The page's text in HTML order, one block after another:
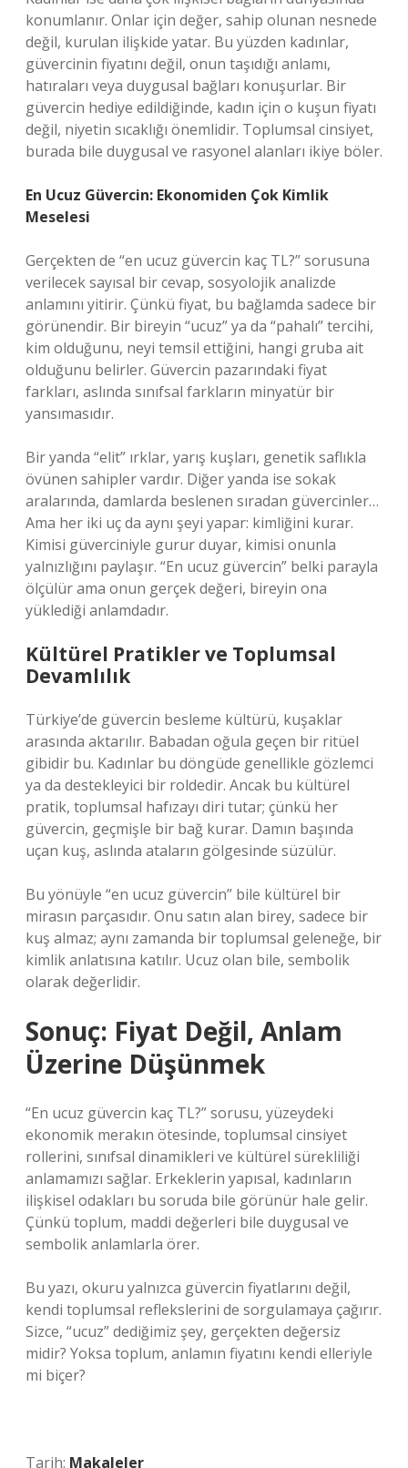
konumlanır. Onlar için değer, sahip olunan nesnede
değil, kurulan ilişkide yatar. Bu yüzden kadınlar,
güvercinin fiyatını değil, onun taşıdığı anlamı,
hatıraları veya duygusal bağları konuşurlar. Bir
güvercin hediye edildiğinde, kadın için o kuşun fiyatı
değil, niyetin sıcaklığı önemlidir. Toplumsal cinsiyet,
burada bile duygusal ve rasyonel alanları ikiye böler.
En Ucuz Güvercin: Ekonomiden Çok Kimlik
Meselesi
Gerçekten de “en ucuz güvercin kaç TL?” sorusuna
verilecek sayısal bir cevap, sosyolojik analizde
anlamını yitirir. Çünkü fiyat, bu bağlamda sadece bir
görünendir. Bir bireyin “ucuz” ya da “pahalı” tercihi,
kim olduğunu, neyi temsil ettiğini, hangi gruba ait
olduğunu belirler. Güvercin pazarındaki fiyat
farkları, aslında sınıfsal farkların minyatür bir
yansımasıdır.
Bir yanda “elit” ırklar, yarış kuşları, genetik saflıkla
övünen sahipler vardır. Diğer yanda ise sokak
aralarında, damlarda beslenen sıradan güvercinler…
Ama her iki uç da aynı şeyi yapar: kimliğini kurar.
Kimisi güverciniyle gurur duyar, kimisi onunla
yalnızlığını paylaşır. “En ucuz güvercin” belki parayla
ölçülür ama onun gerçek değeri, bireyin ona
yüklediği anlamdadır.
Kültürel Pratikler ve Toplumsal
Devamlılık
Türkiye’de güvercin besleme kültürü, kuşaklar
arasında aktarılır. Babadan oğula geçen bir ritüel
gibidir bu. Kadınlar bu döngüde genellikle gözlemci
ya da destekleyici bir roldedir. Ancak bu kültürel
pratik, toplumsal hafızayı diri tutar; çünkü her
güvercin, geçmişle bir bağ kurar. Damın başında
uçan kuş, aslında ataların gölgesinde süzülür.
Bu yönüyle “en ucuz güvercin” bile kültürel bir
mirasın parçasıdır. Onu satın alan birey, sadece bir
kuş almaz; aynı zamanda bir toplumsal geleneğe, bir
kimlik anlatısına katılır. Ucuz olan bile, sembolik
olarak değerlidir.
Sonuç: Fiyat Değil, Anlam
Üzerine Düşünmek
“En ucuz güvercin kaç TL?” sorusu, yüzeydeki
ekonomik merakın ötesinde, toplumsal cinsiyet
rollerini, sınıfsal dinamikleri ve kültürel sürekliliği
anlamamızı sağlar. Erkeklerin yapısal, kadınların
ilişkisel odakları bu soruda bile görünür hale gelir.
Çünkü toplum, maddi değerleri bile duygusal ve
sembolik anlamlarla örer.
Bu yazı, okuru yalnızca güvercin fiyatlarını değil,
kendi toplumsal reflekslerini de sorgulamaya çağırır.
Sizce, “ucuz” dediğimiz şey, gerçekten değersiz
midir? Yoksa toplum, anlamın fiyatını kendi elleriyle
mi biçer?
Tarih: Makaleler